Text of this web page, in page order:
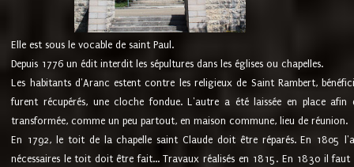
Elle est sous le vocable de saint Paul.
Depuis 1776 un édit interdit les sépultures dans les églises ou chapelles.
Les habitants d'Aranc estent contre les religieux de Saint Rambert,
furent récupérés, une cloche fondue. L'autre a été laissée en place
transformée, comme un peu partout, en maison commune, lieu de réunion.
En 1792, le toit de la chapelle saint Claude doit être réparés. En 1805
nécessaires le toit doit être fait... Travaux réalisés en 1815. En 1830 il